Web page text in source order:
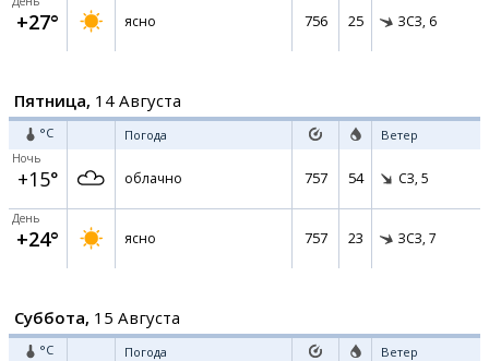
+27° ясно 756 25 ЗСЗ, 6
Пятница, 14 Августа
°C Погода Ветер
Ночь
+15° облачно 757 54 СЗ, 5
День
+24° ясно 757 23 ЗСЗ, 7
Суббота, 15 Августа
°C Погода Ветер